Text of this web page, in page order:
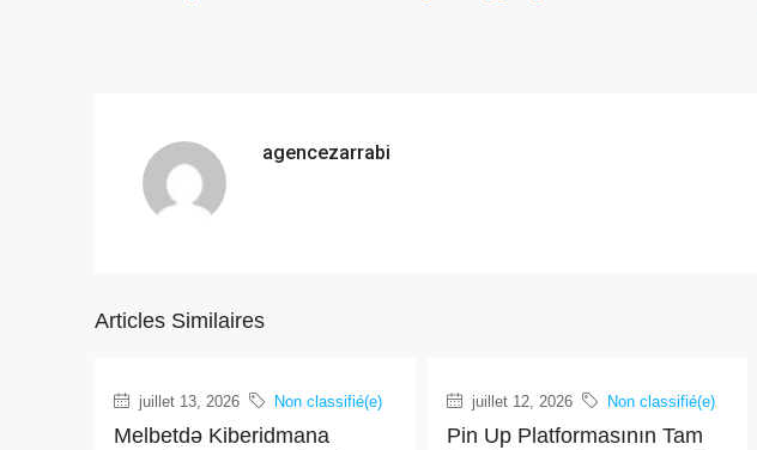
agencezarrabi
Articles Similaires
juillet 13, 2026 Non classifié(e)
Melbetdə Kiberidmana
juillet 12, 2026 Non classifié(e)
Pin Up Platformasının Tam